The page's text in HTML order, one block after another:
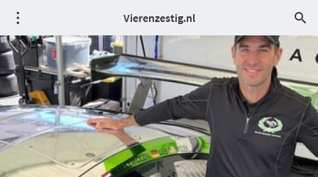
Vierenzestig.nl